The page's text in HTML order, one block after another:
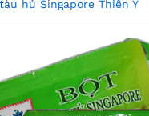
hủ Singapore Thiên Ý